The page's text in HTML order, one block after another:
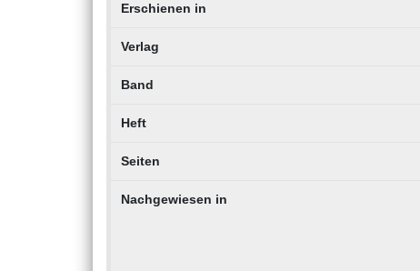
Erschienen in
Verlag
Band
Heft
Seiten
Nachgewiesen in